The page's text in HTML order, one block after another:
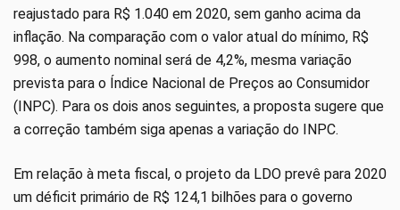
reajustado para R$ 1.040 em 2020, sem ganho acima da
inflação. Na comparação com o valor atual do mínimo, R$
998, o aumento nominal será de 4,2%, mesma variação
prevista para o Índice Nacional de Preços ao Consumidor
(INPC). Para os dois anos seguintes, a proposta sugere que
a correção também siga apenas a variação do INPC.
Em relação à meta fiscal, o projeto da LDO prevê para 2020
um déficit primário de R$ 124,1 bilhões para o governo